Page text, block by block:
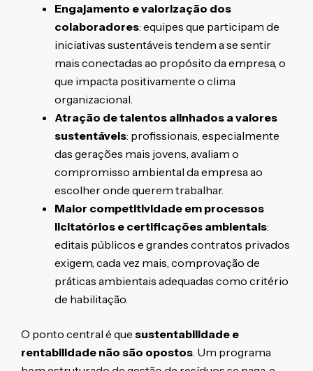
Engajamento e valorização dos
colaboradores: equipes que participam de
iniciativas sustentáveis tendem a se sentir
mais conectadas ao propósito da empresa, o
que impacta positivamente o clima
organizacional.
Atração de talentos alinhados a valores
sustentáveis: profissionais, especialmente
das gerações mais jovens, avaliam o
compromisso ambiental da empresa ao
escolher onde querem trabalhar.
Maior competitividade em processos
licitatórios e certificações ambientais:
editais públicos e grandes contratos privados
exigem, cada vez mais, comprovação de
práticas ambientais adequadas como critério
de habilitação.
O ponto central é que sustentabilidade e
rentabilidade não são opostos. Um programa